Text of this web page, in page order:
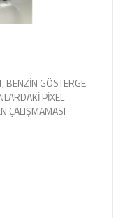
BENZİN GÖSTERGE
PİXEL
ÇALIŞMAMASI